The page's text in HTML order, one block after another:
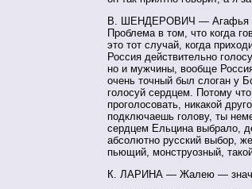
В. ШЕНДЕРОВИЧ — Агафья
Проблема в том, что когда
это тот случай, когда
Россия действительно
но и мужчины, вообще
очень точный был слоган у
голосуй сердцем. Потому
проголосовать, никакой
подключаешь голову, ты
сердцем Ельцина выбрало,
абсолютно русский выбор,
пьющий, монструозный,
К. ЛАРИНА — Жалею —